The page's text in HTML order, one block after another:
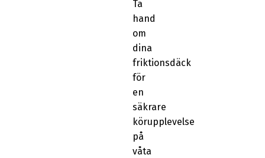
Ta
hand
om
dina
friktionsdäck
för
en
säkrare
körupplevelse
på
våta